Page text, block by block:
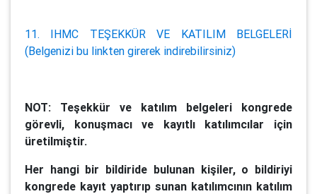
11. IHMC TEŞEKKÜR VE KATILIM BELGELERİ
(Belgenizi bu linkten girerek indirebilirsiniz)
NOT: Teşekkür ve katılım belgeleri kongrede
görevli, konuşmacı ve kayıtlı katılımcılar için
üretilmiştir.
Her hangi bir bildiride bulunan kişiler, o bildiriyi
kongrede kayıt yaptırıp sunan katılımcının katılım